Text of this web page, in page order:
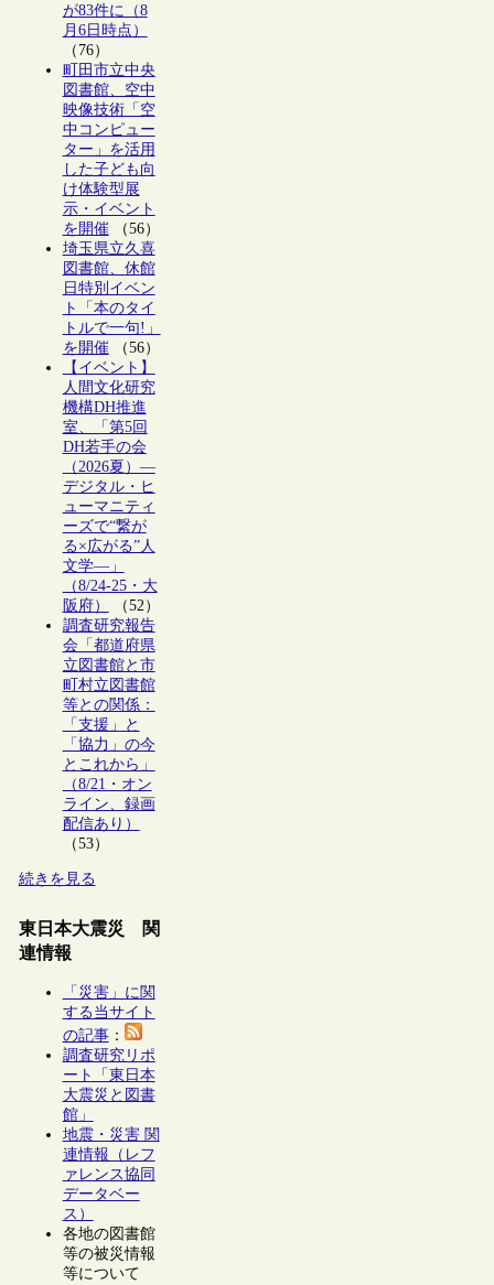
が83件に（8
月6日時点）
（76）
町田市立中央
図書館、空中
映像技術「空
中コンピュー
ター」を活用
した子ども向
け体験型展
示・イベント
を開催（56）
埼玉県立久喜
図書館、休館
日特別イベン
ト「本のタイ
トルで一句!」
を開催（56）
【イベント】
人間文化研究
機構DH推進
室、「第5回
DH若手の会
（2026夏）―
デジタル・ヒ
ューマニティ
ーズで“繋が
る×広がる”人
文学―」
（8/24-25・大
阪府）
（52）
調査研究報告
会「都道府県
立図書館と市
町村立図書館
等との関係：
「支援」と
「協力」の今
とこれから」
（8/21・オン
ライン、録画
配信あり）
（53）
続きを見る
東日本大震災 関
連情報
「災害」に関
する当サイト
の記事：
調査研究リポ
ート「東日本
大震災と図書
館」
地震・災害 関
連情報（レフ
ァレンス協同
データベー
ス）
各地の図書館
等の被災情報
等について